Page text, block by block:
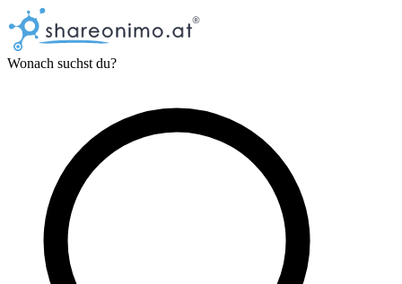
Wonach suchst du?